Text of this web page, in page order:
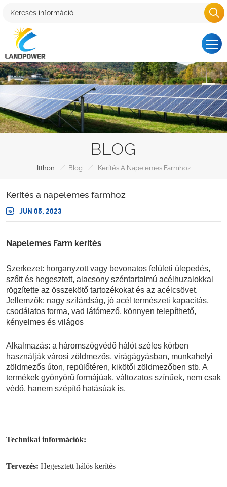
BLOG
Itthon / Blog / Kerítés A Napelemes Farmhoz
Kerítés a napelemes farmhoz
JUN 05, 2023
Napelemes Farm kerítés
Szerkezet: horganyzott vagy bevonatos felületi ülepedés,
szőtt és hegesztett, alacsony széntartalmú acélhuzalokkal
rögzítette az összekötő tartozékokat és az acélcsövet.
Jellemzők: nagy szilárdság, jó acél természeti kapacitás,
csodálatos forma, vad látómező, könnyen telepíthető,
kényelmes és világos
Alkalmazás: a háromszögvédő hálót széles körben
használják városi zöldmezős, virágágyásban, munkahelyi
zöldmezős úton, repülőtéren, kikötői zöldmezőben stb. A
termékek gyönyörű formájúak, változatos színűek, nem csak
védő, hanem szépítő hatásúak is.
Technikai információk:
Tervezés: Hegesztett hálós kerítés